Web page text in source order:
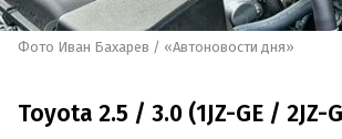
Фото Иван Бахарев / «Автоновости дня»
Toyota 2.5 / 3.0 (1JZ-GE / 2JZ-